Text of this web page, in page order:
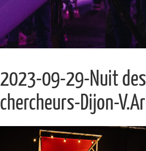
2023-09-29-Nuit des
chercheurs-Dijon-